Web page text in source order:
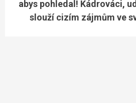
abys pohledal! Kádrováci,
slouží cizím zájmům ve